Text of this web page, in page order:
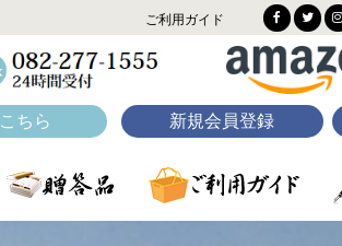
ご利用ガイド
ちら 新規会員登録